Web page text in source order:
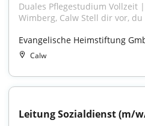
Duales Pflegestudium Vollzeit
Wimberg, Calw Stell dir vor,
Evangelische Heimstiftung
Calw
Leitung Sozialdienst (m/